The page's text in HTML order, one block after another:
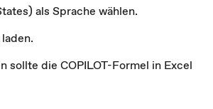
als Sprache wählen.
sollte die COPILOT-Formel in Excel